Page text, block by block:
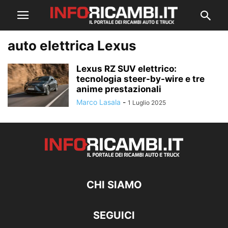
auto elettrica Lexus
Lexus RZ SUV elettrico:
tecnologia steer-by-wire e tre
anime prestazionali
Marco Lasala - 1 Luglio 2025
CHI SIAMO
SEGUICI